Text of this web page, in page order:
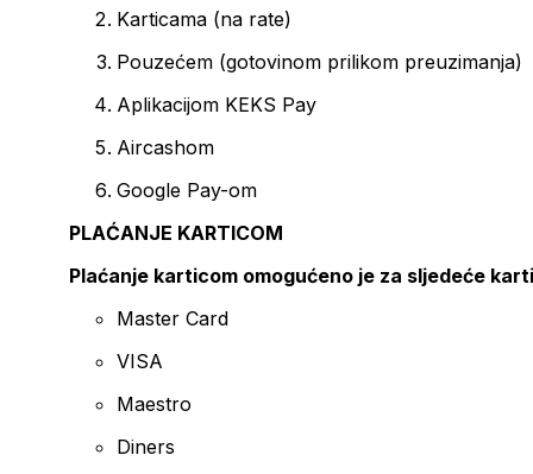
Karticama (na rate)
Pouzećem (gotovinom prilikom preuzimanja)
Aplikacijom KEKS Pay
Aircashom
Google Pay-om
PLAĆANJE KARTICOM
Plaćanje karticom omogućeno je za sljedeće
Master Card
VISA
Maestro
Diners